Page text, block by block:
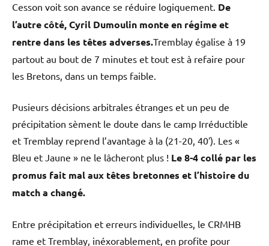
Cesson voit son avance se réduire logiquement. De
l’autre côté, Cyril Dumoulin monte en régime et
rentre dans les têtes adverses.Tremblay égalise à 19
partout au bout de 7 minutes et tout est à refaire pour
les Bretons, dans un temps faible.
Pusieurs décisions arbitrales étranges et un peu de
précipitation sèment le doute dans le camp Irréductible
et Tremblay reprend l’avantage à la (21-20, 40′). Les «
Bleu et Jaune » ne le lâcheront plus ! Le 8-4 collé par les
promus fait mal aux têtes bretonnes et l’histoire du
match a changé.
Entre précipitation et erreurs individuelles, le CRMHB
rame et Tremblay, inéxorablement, en profite pour